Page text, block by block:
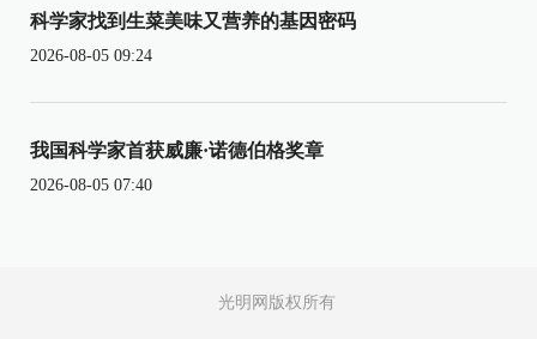
科学家找到生菜美味又营养的基因密码
2026-08-05 09:24
我国科学家首获威廉·诺德伯格奖章
2026-08-05 07:40
光明网版权所有